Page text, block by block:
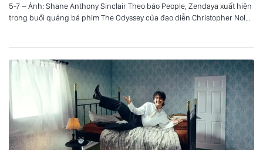
5-7 – Ảnh: Shane Anthony Sinclair Theo báo People, Zendaya xuất hiện
trong buổi quảng bá phim The Odyssey của đạo diễn Christopher Nolan